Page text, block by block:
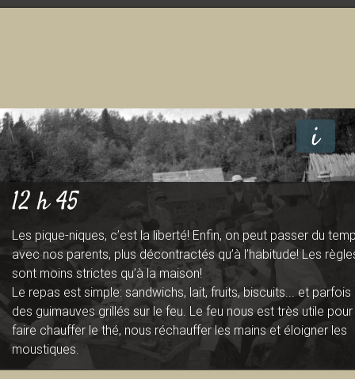
12 h 45
Les pique-niques, c’est la liberté! Enfin, on peut passer du
avec nos parents, plus décontractés qu’à l’habitude! Les
sont moins strictes qu’à la maison!
Le repas est simple: sandwichs, lait, fruits, biscuits... et parfois
des guimauves grillés sur le feu. Le feu nous est très utile pour
faire chauffer le thé, nous réchauffer les mains et éloigner les
moustiques.
i